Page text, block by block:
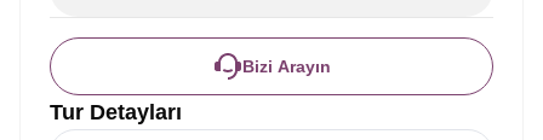
Bizi Arayın
Tur Detayları